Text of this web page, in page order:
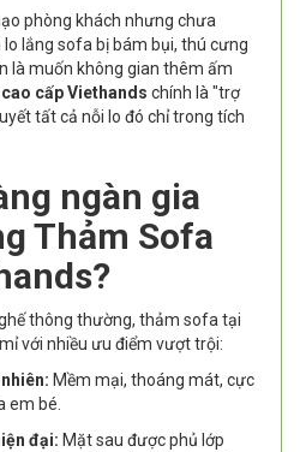
phòng khách nhưng chưa
lắng sofa bị bám bụi, thú cưng
là muốn không gian thêm ấm
cấp Viethands chính là "trợ
tất cả nỗi lo đó chỉ trong tích
ngàn gia
Thảm Sofa
thông thường, thảm sofa tại
với nhiều ưu điểm vượt trội:
Mềm mại, thoáng mát, cực
em bé.
đại: Mặt sau được phủ lớp